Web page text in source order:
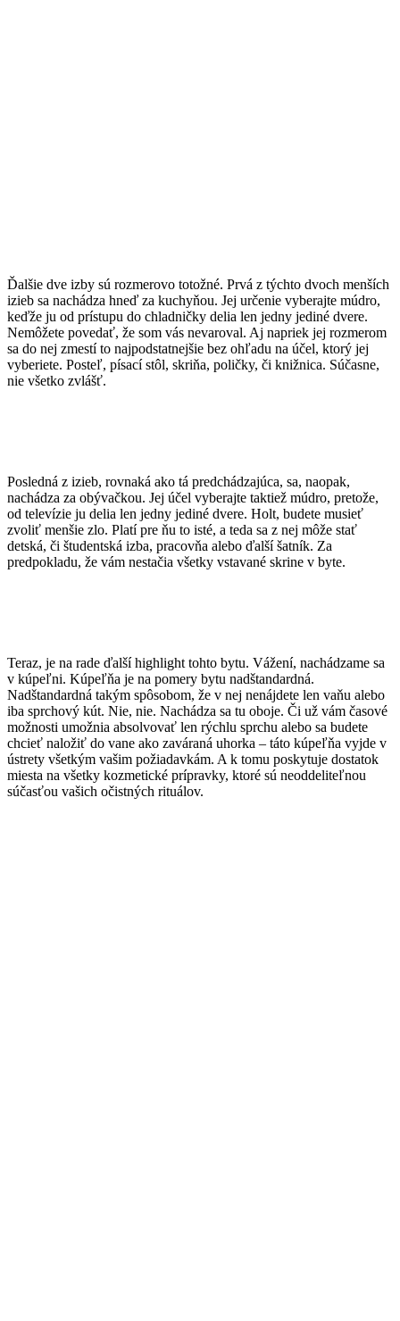
Ďalšie dve izby sú rozmerovo totožné. Prvá z týchto dvoch menších
izieb sa nachádza hneď za kuchyňou. Jej určenie vyberajte múdro,
keďže ju od prístupu do chladničky delia len jedny jediné dvere.
Nemôžete povedať, že som vás nevaroval. Aj napriek jej rozmerom
sa do nej zmestí to najpodstatnejšie bez ohľadu na účel, ktorý jej
vyberiete. Posteľ, písací stôl, skriňa, poličky, či knižnica. Súčasne,
nie všetko zvlášť.
Posledná z izieb, rovnaká ako tá predchádzajúca, sa, naopak,
nachádza za obývačkou. Jej účel vyberajte taktiež múdro, pretože,
od televízie ju delia len jedny jediné dvere. Holt, budete musieť
zvoliť menšie zlo. Platí pre ňu to isté, a teda sa z nej môže stať
detská, či študentská izba, pracovňa alebo ďalší šatník. Za
predpokladu, že vám nestačia všetky vstavané skrine v byte.
Teraz, je na rade ďalší highlight tohto bytu. Vážení, nachádzame sa
v kúpeľni. Kúpeľňa je na pomery bytu nadštandardná.
Nadštandardná takým spôsobom, že v nej nenájdete len vaňu alebo
iba sprchový kút. Nie, nie. Nachádza sa tu oboje. Či už vám časové
možnosti umožnia absolvovať len rýchlu sprchu alebo sa budete
chcieť naložiť do vane ako zaváraná uhorka – táto kúpeľňa vyjde v
ústrety všetkým vašim požiadavkám. A k tomu poskytuje dostatok
miesta na všetky kozmetické prípravky, ktoré sú neoddeliteľnou
súčasťou vašich očistných rituálov.